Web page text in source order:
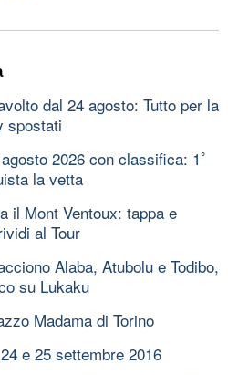
dal 24 agosto: Tutto per la
spostati
2026 con classifica: 1ﾟ
la vetta
il Mont Ventoux: tappa e
al Tour
Alaba, Atubolu e Todibo,
su Lukaku
Madama di Torino
e 25 settembre 2016